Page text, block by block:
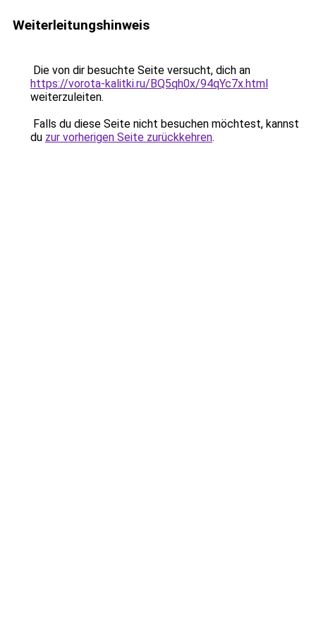
Weiterleitungshinweis
Die von dir besuchte Seite versucht, dich an
https://vorota-kalitki.ru/BQ5qh0x/94qYc7x.html
weiterzuleiten.
Falls du diese Seite nicht besuchen möchtest, kannst
du zur vorherigen Seite zurückkehren.